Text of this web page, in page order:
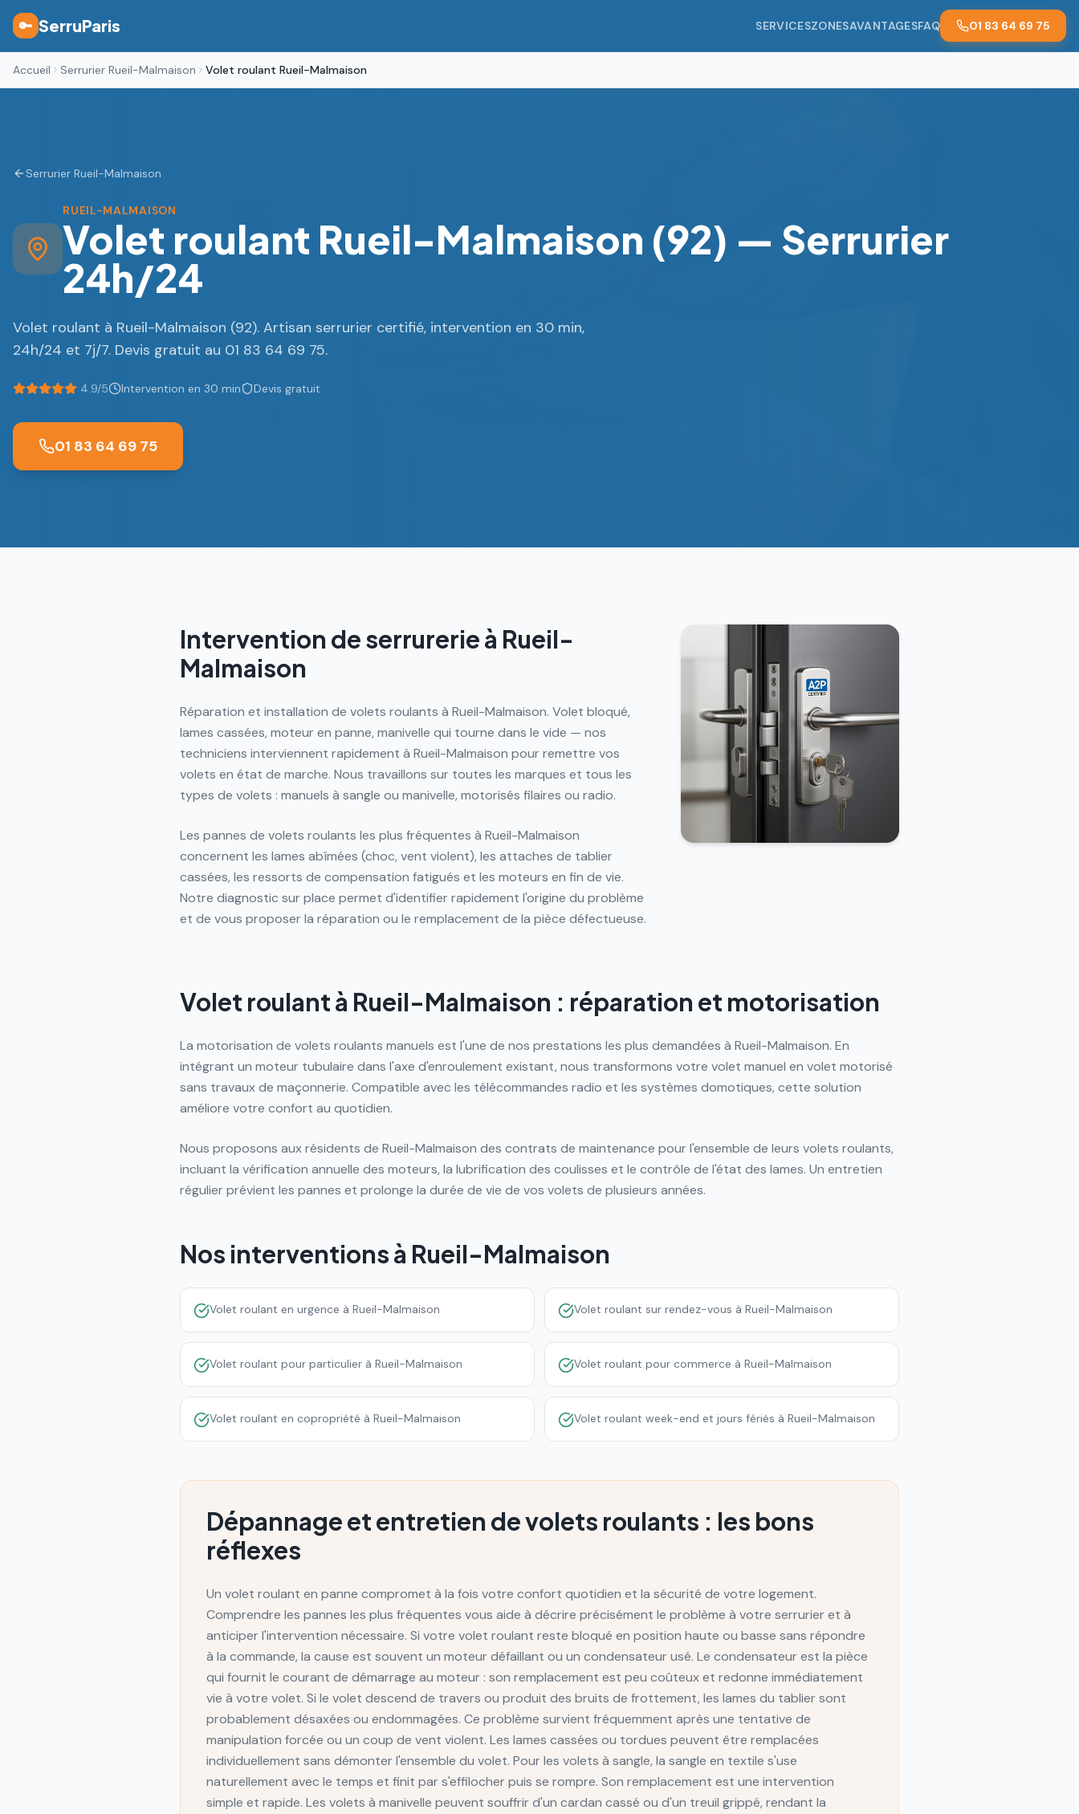
🔑 SerruParis SERVICESZONESAVANTAGESFAQ 01 83 64 69 75
Accueil Serrurier Rueil-Malmaison Volet roulant Rueil-Malmaison
Serrurier Rueil-Malmaison
RUEIL-MALMAISON
Volet roulant Rueil-Malmaison (92) — Serrurier
24h/24
Volet roulant à Rueil-Malmaison (92). Artisan serrurier certifié, intervention en 30 min,
24h/24 et 7j/7. Devis gratuit au 01 83 64 69 75.
4.9/5 Intervention en 30 min Devis gratuit
01 83 64 69 75
Intervention de serrurerie à Rueil-
Malmaison
Réparation et installation de volets roulants à Rueil-Malmaison. Volet bloqué,
lames cassées, moteur en panne, manivelle qui tourne dans le vide — nos
techniciens interviennent rapidement à Rueil-Malmaison pour remettre vos
volets en état de marche. Nous travaillons sur toutes les marques et tous les
types de volets : manuels à sangle ou manivelle, motorisés filaires ou radio.
Les pannes de volets roulants les plus fréquentes à Rueil-Malmaison
concernent les lames abîmées (choc, vent violent), les attaches de tablier
cassées, les ressorts de compensation fatigués et les moteurs en fin de vie.
Notre diagnostic sur place permet d'identifier rapidement l'origine du problème
et de vous proposer la réparation ou le remplacement de la pièce défectueuse.
Volet roulant à Rueil-Malmaison : réparation et motorisation
La motorisation de volets roulants manuels est l'une de nos prestations les plus demandées à Rueil-Malmaison. En
intégrant un moteur tubulaire dans l'axe d'enroulement existant, nous transformons votre volet manuel en volet motorisé
sans travaux de maçonnerie. Compatible avec les télécommandes radio et les systèmes domotiques, cette solution
améliore votre confort au quotidien.
Nous proposons aux résidents de Rueil-Malmaison des contrats de maintenance pour l'ensemble de leurs volets roulants,
incluant la vérification annuelle des moteurs, la lubrification des coulisses et le contrôle de l'état des lames. Un entretien
régulier prévient les pannes et prolonge la durée de vie de vos volets de plusieurs années.
Nos interventions à Rueil-Malmaison
Volet roulant en urgence à Rueil-Malmaison Volet roulant sur rendez-vous à Rueil-Malmaison
Volet roulant pour particulier à Rueil-Malmaison Volet roulant pour commerce à Rueil-Malmaison
Volet roulant en copropriété à Rueil-Malmaison Volet roulant week-end et jours fériés à Rueil-Malmaison
Dépannage et entretien de volets roulants : les bons
réflexes
Un volet roulant en panne compromet à la fois votre confort quotidien et la sécurité de votre logement.
Comprendre les pannes les plus fréquentes vous aide à décrire précisément le problème à votre serrurier et à
anticiper l'intervention nécessaire. Si votre volet roulant reste bloqué en position haute ou basse sans répondre
à la commande, la cause est souvent un moteur défaillant ou un condensateur usé. Le condensateur est la pièce
qui fournit le courant de démarrage au moteur : son remplacement est peu coûteux et redonne immédiatement
vie à votre volet. Si le volet descend de travers ou produit des bruits de frottement, les lames du tablier sont
probablement désaxées ou endommagées. Ce problème survient fréquemment après une tentative de
manipulation forcée ou un coup de vent violent. Les lames cassées ou tordues peuvent être remplacées
individuellement sans démonter l'ensemble du volet. Pour les volets à sangle, la sangle en textile s'use
naturellement avec le temps et finit par s'effilocher puis se rompre. Son remplacement est une intervention
simple et rapide. Les volets à manivelle peuvent souffrir d'un cardan cassé ou d'un treuil grippé, rendant la